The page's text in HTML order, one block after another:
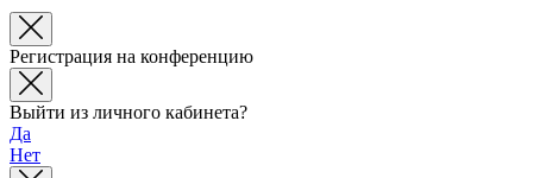
Регистрация на конференцию
Выйти из личного кабинета?
Да
Нет